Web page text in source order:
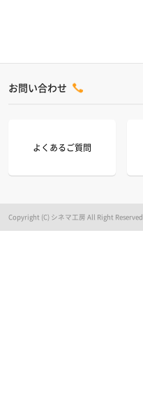
お問い合わせ
よくあるご質問
Copyright (C) シネマ工房 All Right Reserved.